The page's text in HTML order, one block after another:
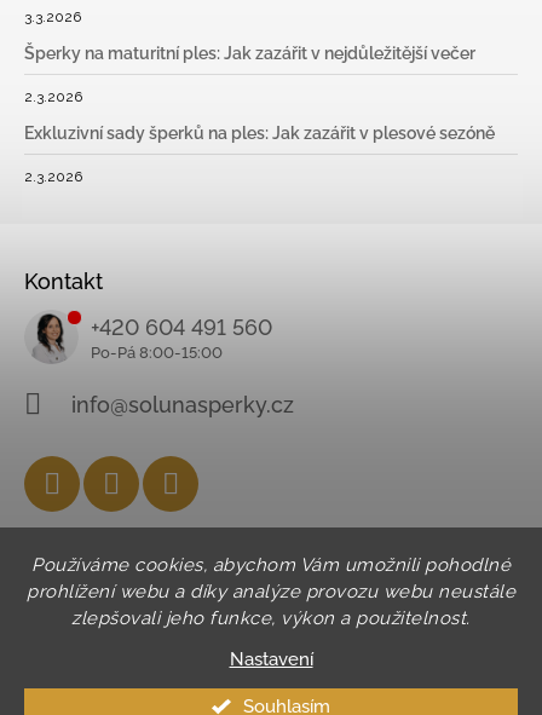
Používáme cookies, abychom Vám umožnili pohodlné
prohlížení webu a díky analýze provozu webu neustále
zlepšovali jeho funkce, výkon a použitelnost.
Nastavení
Souhlasím
3.3.2026
Šperky na maturitní ples: Jak zazářit v nejdůležitější večer
2.3.2026
Exkluzivní sady šperků na ples: Jak zazářit v plesové sezóně
2.3.2026
Kontakt
+420 604 491 560
info@solunasperky.cz
© 2026 SOLUNA. Všechna práva vyhrazena.